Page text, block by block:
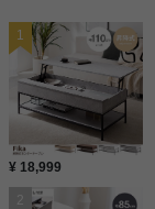
¥ 18,999